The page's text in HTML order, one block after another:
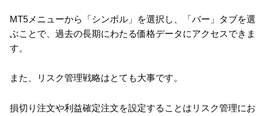
MT5メニューから「シンボル」を選択し、「バー」タブを選
ぶことで、過去の⻑期にわたる価格データにアクセスできま
す。
また、リスク管理戦略はとても大事です。
損切り注文や利益確定注文を設定することはリスク管理にお